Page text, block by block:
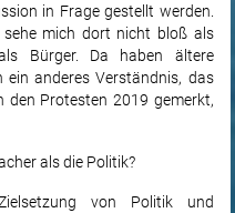
in Frage gestellt werden.
mich dort nicht bloß als
Bürger. Da haben ältere
anderes Verständnis, das
den Protesten 2019 gemerkt,
als die Politik?
von Politik und